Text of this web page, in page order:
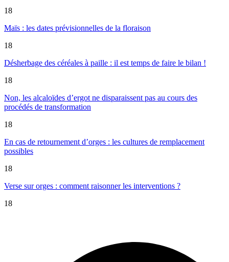
18
Maïs : les dates prévisionnelles de la floraison
18
Désherbage des céréales à paille : il est temps de faire le bilan !
18
Non, les alcaloïdes d’ergot ne disparaissent pas au cours des
procédés de transformation
18
En cas de retournement d’orges : les cultures de remplacement
possibles
18
Verse sur orges : comment raisonner les interventions ?
18